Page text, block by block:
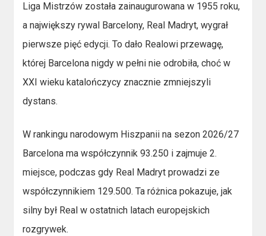
Liga Mistrzów została zainaugurowana w 1955 roku,
a największy rywal Barcelony, Real Madryt, wygrał
pierwsze pięć edycji. To dało Realowi przewagę,
której Barcelona nigdy w pełni nie odrobiła, choć w
XXI wieku katalończycy znacznie zmniejszyli
dystans.
W rankingu narodowym Hiszpanii na sezon 2026/27
Barcelona ma współczynnik 93.250 i zajmuje 2.
miejsce, podczas gdy Real Madryt prowadzi ze
współczynnikiem 129.500. Ta różnica pokazuje, jak
silny był Real w ostatnich latach europejskich
rozgrywek.